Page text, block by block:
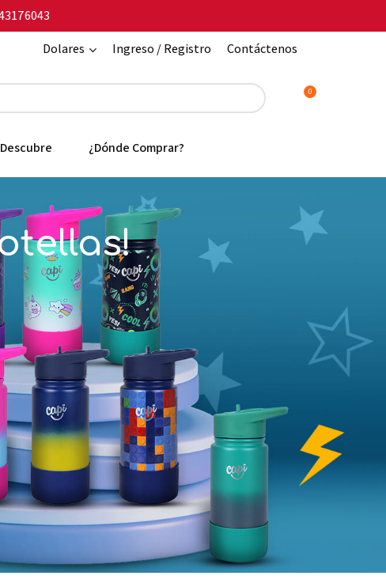
Dolares Ingreso / Registro Contáctenos
0
Descubre ¿Dónde Comprar?